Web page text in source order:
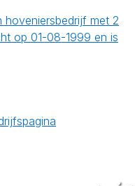
hoveniersbedrijf met 2
op 01-08-1999 en is